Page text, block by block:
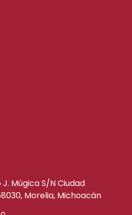
Múgica S/N Ciudad
Morelia, Michoacán